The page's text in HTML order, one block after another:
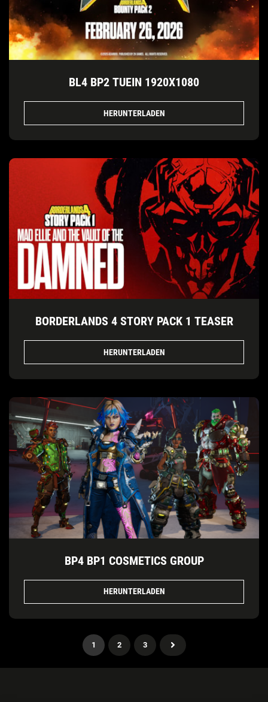
BL4 BP2 TUEIN 1920X1080
HERUNTERLADEN
BORDERLANDS 4 STORY PACK 1 TEASER
HERUNTERLADEN
BP4 BP1 COSMETICS GROUP
HERUNTERLADEN
1 2 3